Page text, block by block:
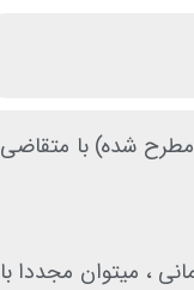
شده) با متقاضی
در این بازه زمانی ، میتوان مجددا با